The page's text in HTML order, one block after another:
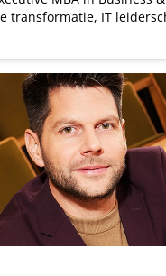
transformatie, IT